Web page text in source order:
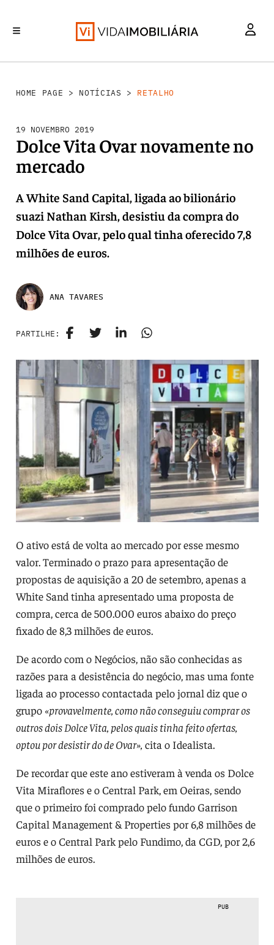
HOME PAGE > NOTÍCIAS > RETALHO
19 NOVEMBRO 2019
Dolce Vita Ovar novamente no
mercado
A White Sand Capital, ligada ao bilionário
suazi Nathan Kirsh, desistiu da compra do
Dolce Vita Ovar, pelo qual tinha oferecido 7,8
milhões de euros.
ANA TAVARES
PARTILHE:
O ativo está de volta ao mercado por esse mesmo
valor. Terminado o prazo para apresentação de
propostas de aquisição a 20 de setembro, apenas a
White Sand tinha apresentado uma proposta de
compra, cerca de 500.000 euros abaixo do preço
fixado de 8,3 milhões de euros.
De acordo com o Negócios, não são conhecidas as
razões para a desistência do negócio, mas uma fonte
ligada ao processo contactada pelo jornal diz que o
grupo «provavelmente, como não conseguiu comprar os
outros dois Dolce Vita, pelos quais tinha feito ofertas,
optou por desistir do de Ovar», cita o Idealista.
De recordar que este ano estiveram à venda os Dolce
Vita Miraflores e o Central Park, em Oeiras, sendo
que o primeiro foi comprado pelo fundo Garrison
Capital Management & Properties por 6,8 milhões de
euros e o Central Park pelo Fundimo, da CGD, por 2,6
milhões de euros.
PUB